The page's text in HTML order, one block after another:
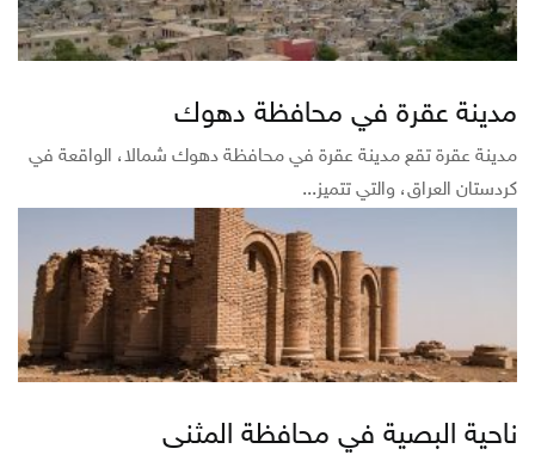
مدينة عقرة في محافظة دهوك
مدينة عقرة تقع مدينة عقرة في محافظة دهوك شمالا، الواقعة في
كردستان العراق، والتي تتميز...
ناحية البصية في محافظة المثنى